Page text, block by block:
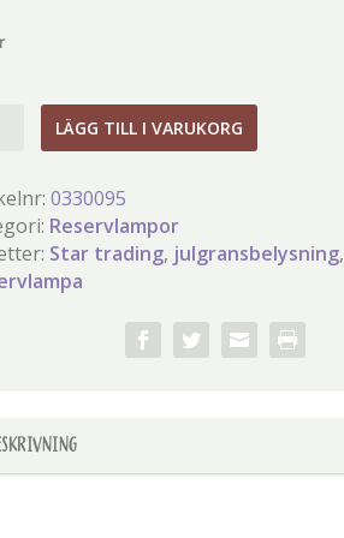
LÄGG TILL I VARUKORG
0330095
Reservlampor
Star trading, julgransbelysning,